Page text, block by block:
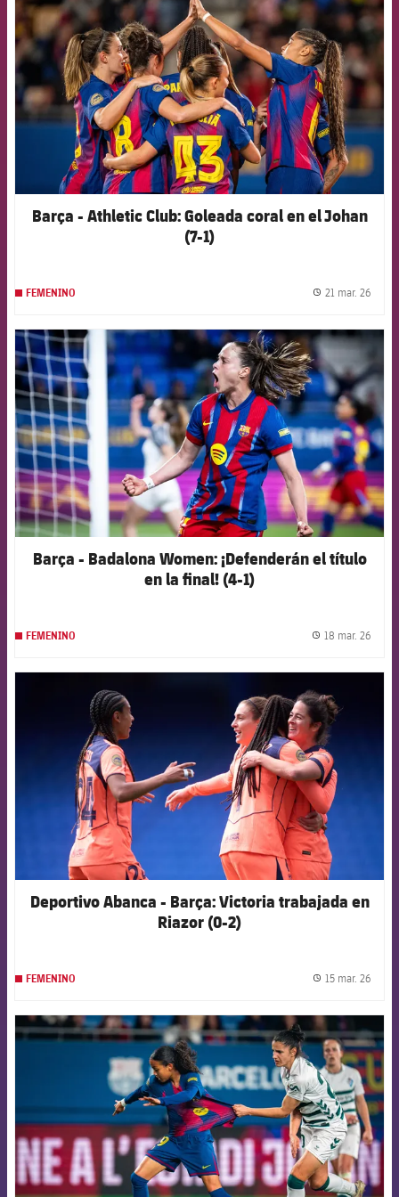
Barça - Athletic Club: Goleada coral en el Johan
(7-1)
FEMENINO 21 mar. 26
FCB Barcelona badge
Barça - Badalona Women: ¡Defenderán el título
en la final! (4-1)
FEMENINO 18 mar. 26
Deportivo Abanca - Barça: Victoria trabajada en
Riazor (0-2)
FEMENINO 15 mar. 26
FCB Barcelona badge